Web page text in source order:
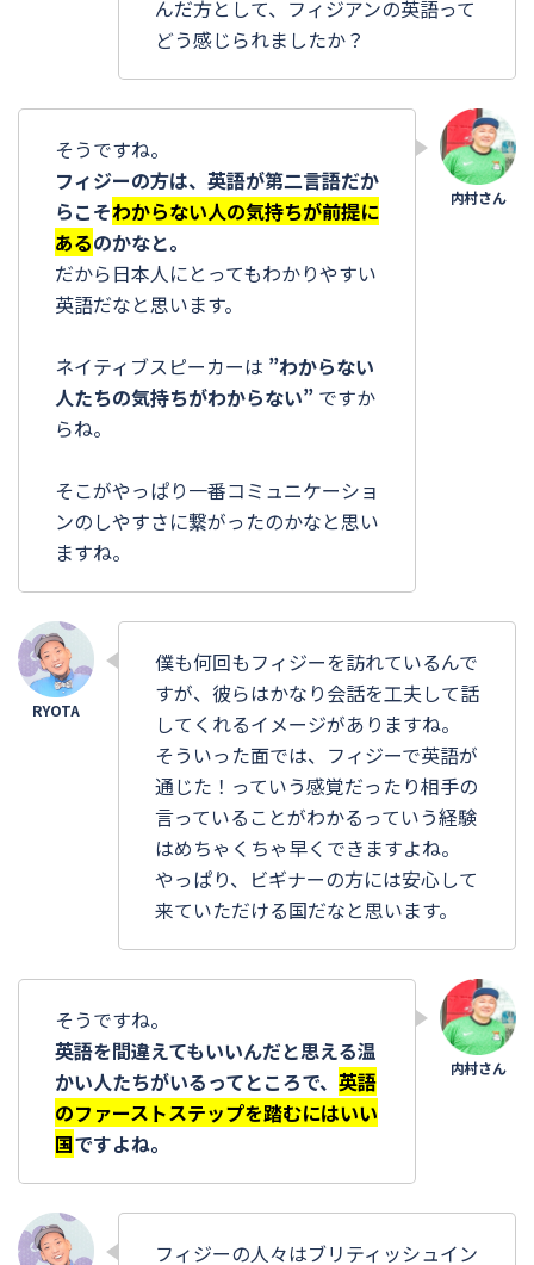
んだ方として、フィジアンの英語って
どう感じられましたか？
そうですね。
フィジーの方は、英語が第二言語だか
らこそわからない人の気持ちが前提に
あるのかなと。
だから日本人にとってもわかりやすい
英語だなと思います。
ネイティブスピーカーは ”わからない
人たちの気持ちがわからない” ですか
らね。
そこがやっぱり一番コミュニケーショ
ンのしやすさに繋がったのかなと思い
ますね。
僕も何回もフィジーを訪れているんで
すが、彼らはかなり会話を工夫して話
してくれるイメージがありますね。
そういった面では、フィジーで英語が
通じた！っていう感覚だったり相手の
言っていることがわかるっていう経験
はめちゃくちゃ早くできますよね。
やっぱり、ビギナーの方には安心して
来ていただける国だなと思います。
そうですね。
英語を間違えてもいいんだと思える温
かい人たちがいるってところで、 英語
のファーストステップを踏むにはいい
国ですよね。
フィジーの人々はブリティッシュイン